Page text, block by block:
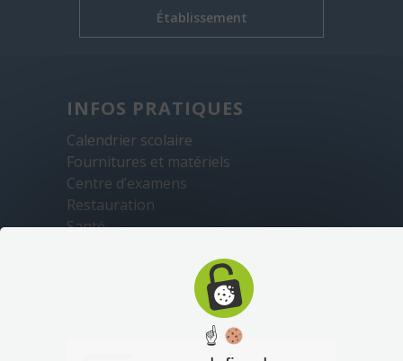
Établissement
INFOS PRATIQUES
Calendrier scolaire
Fournitures et matériels
Centre d’examens
Restauration
Santé
☝